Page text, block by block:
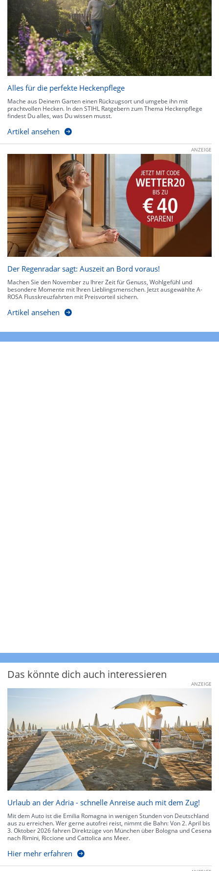
Alles für die perfekte Heckenpflege
Mache aus Deinem Garten einen Rückzugsort und umgebe ihn mit
prachtvollen Hecken. In den STIHL Ratgebern zum Thema Heckenpflege
findest Du alles, was Du wissen musst.
Artikel ansehen
ANZEIGE
Der Regenradar sagt: Auszeit an Bord voraus!
Machen Sie den November zu Ihrer Zeit für Genuss, Wohlgefühl und
besondere Momente mit Ihren Lieblingsmenschen. Jetzt ausgewählte A-
ROSA Flusskreuzfahrten mit Preisvorteil sichern.
Artikel ansehen
Das könnte dich auch interessieren
ANZEIGE
Urlaub an der Adria - schnelle Anreise auch mit dem Zug!
Mit dem Auto ist die Emilia Romagna in wenigen Stunden von Deutschland
aus zu erreichen. Wer gerne autofrei reist, nimmt die Bahn: Von 2. April bis
3. Oktober 2026 fahren Direktzüge von München über Bologna und Cesena
nach Rimini, Riccione und Cattolica ans Meer.
Hier mehr erfahren